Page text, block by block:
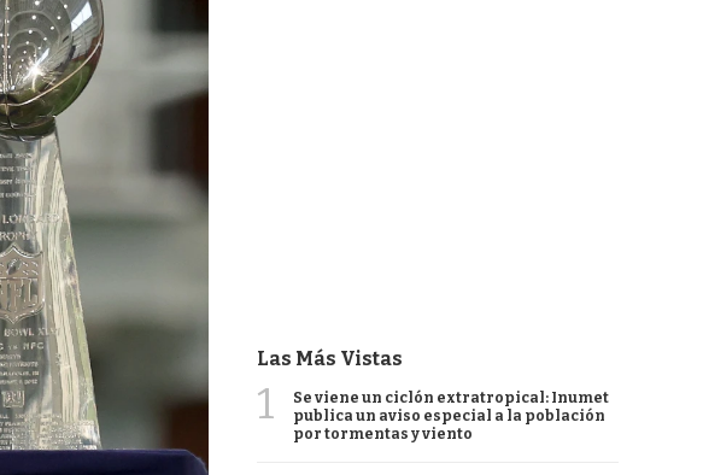
Las Más Vistas
1
Se viene un ciclón extratropical: Inumet
publica un aviso especial a la población
por tormentas y viento